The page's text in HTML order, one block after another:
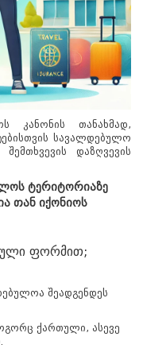
კანონის თანახმად,
სავალდებულო
დაზღვევის
ტერიტორიაზე
თან იქონიოს
ფორმით;
შეადგენდეს
ქართული, ასევე